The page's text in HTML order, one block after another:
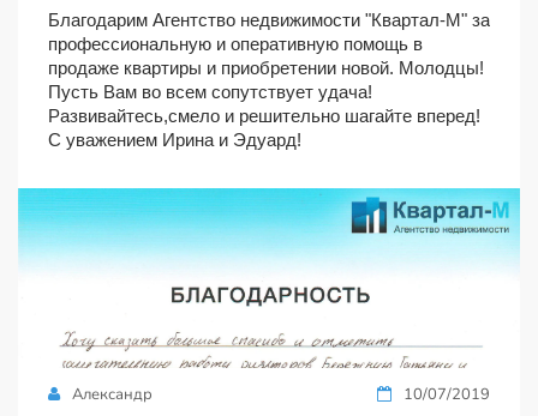
Благодарим Агентство недвижимости "Квартал-М" за
профессиональную и оперативную помощь в
продаже квартиры и приобретении новой. Молодцы!
Пусть Вам во всем сопутствует удача!
Развивайтесь,смело и решительно шагайте вперед!
С уважением Ирина и Эдуард!
Александр 10/07/2019